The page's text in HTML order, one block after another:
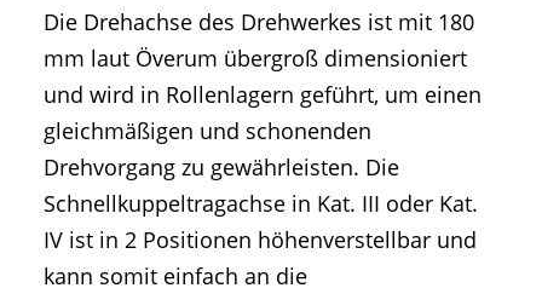
Die Drehachse des Drehwerkes ist mit 180
mm laut Överum übergroß dimensioniert
und wird in Rollenlagern geführt, um einen
gleichmäßigen und schonenden
Drehvorgang zu gewährleisten. Die
Schnellkuppeltragachse in Kat. III oder Kat.
IV ist in 2 Positionen höhenverstellbar und
kann somit einfach an die